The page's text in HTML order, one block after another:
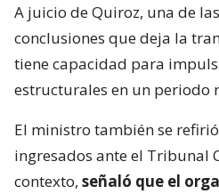
A juicio de Quiroz, una de
conclusiones que deja la
tiene capacidad para
estructurales en un periodo
El ministro también se
ingresados ante el Tribunal
contexto, señaló que el